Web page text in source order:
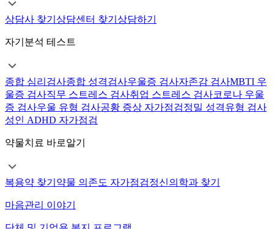
상담사 찾기 상담센터 찾기 상담하기
자기분석 테스트
종합 심리검사종합 성격검사우울증 검사자존감 검사MBTI 우
울증 검사직무 스트레스 검사취업 스트레스 검사코로나 우울
증 검사우울 유형 검사공황 증상 자가점검정밀 성격유형 검사
성인 ADHD 자가점검
약물치료 바로알기
복용약 찾기 약물 의존도 자가점검정신의학과 찾기
마음관리 이야기